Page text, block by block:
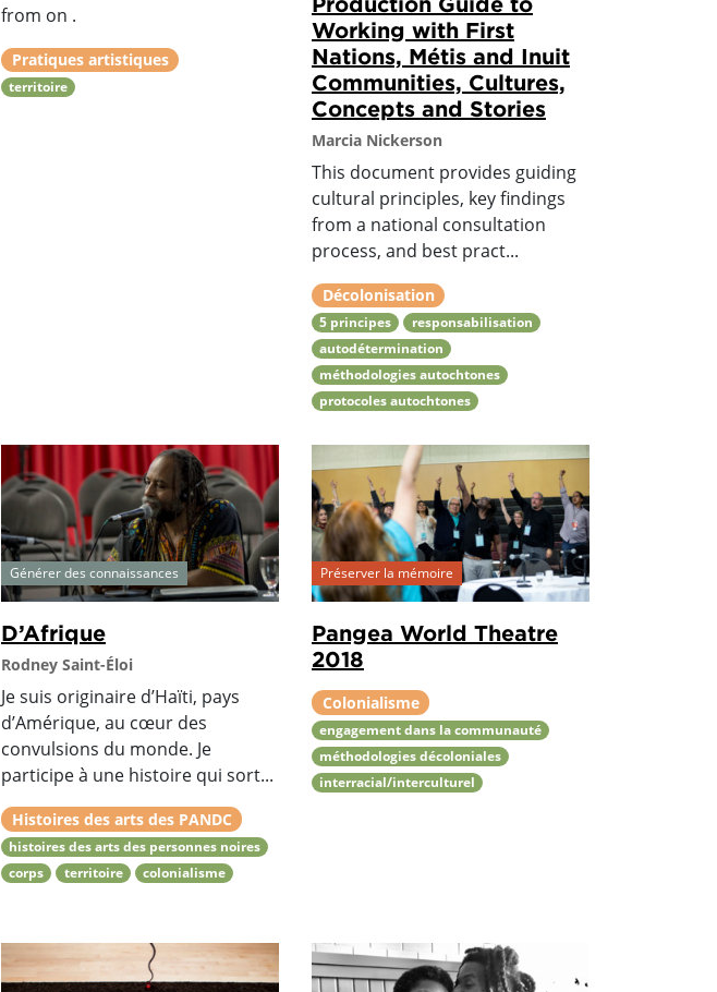
from on .
Pratiques artistiques
territoire
Working with First
Nations, Métis and Inuit
Communities, Cultures,
Concepts and Stories
Marcia Nickerson
This document provides guiding
cultural principles, key findings
from a national consultation
process, and best pract...
Décolonisation
5 principes
responsabilisation
autodétermination
méthodologies autochtones
protocoles autochtones
Générer des connaissances
D’Afrique
Rodney Saint-Éloi
Je suis originaire d’Haïti, pays
d’Amérique, au cœur des
convulsions du monde. Je
participe à une histoire qui sort...
Histoires des arts des PANDC
histoires des arts des personnes noires
corps
territoire colonialisme
Préserver la mémoire
Pangea World Theatre
2018
Colonialisme
engagement dans la communauté
méthodologies décoloniales
interracial/interculturel